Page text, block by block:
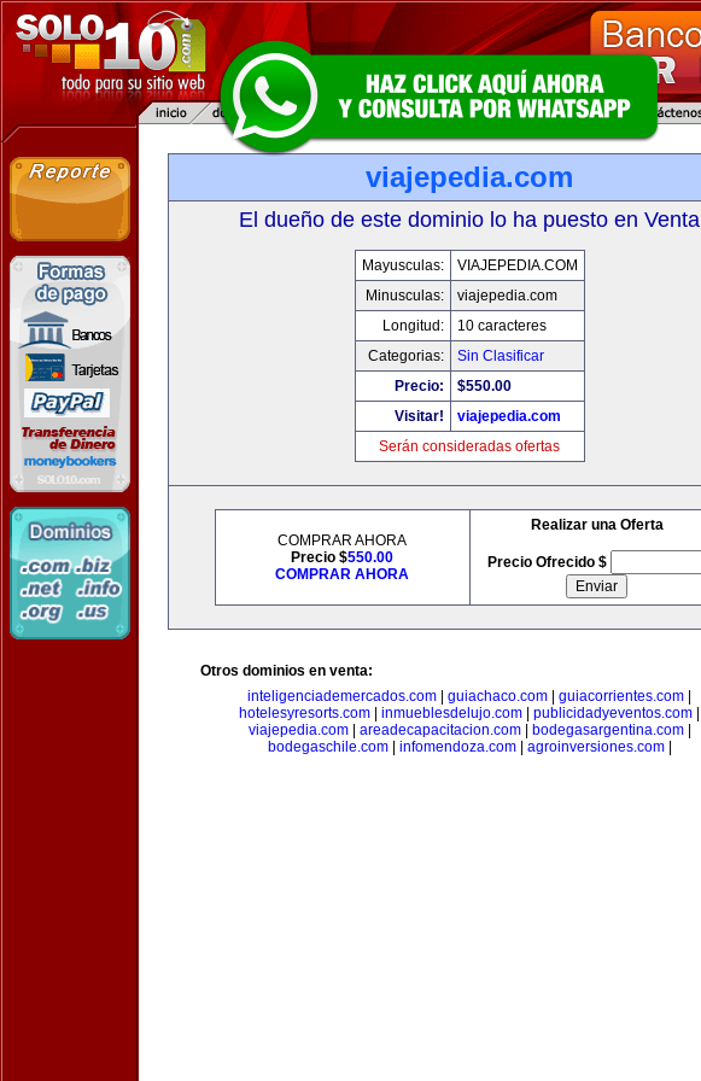
viajepedia.com
El dueño de este dominio lo ha puesto en Venta
Mayusculas:
VIAJEPEDIA.COM
Minusculas:
viajepedia.com
Longitud:
10 caracteres
Categorias:
Sin Clasificar
Precio:
$550.00
Visitar!
viajepedia.com
Serán consideradas ofertas
COMPRAR AHORA
Precio $550.00
COMPRAR AHORA
Realizar una Oferta
Precio Ofrecido $
Otros dominios en venta:
inteligenciademercados.com
guiachaco.com guiacorrientes.com
hotelesyresorts.com
inmueblesdelujo.com publicidadyeventos.com
viajepedia.com| areadecapacitacion.com| bodegasargentina.com|
bodegaschile.com| infomendoza.com| agroinversiones.com|